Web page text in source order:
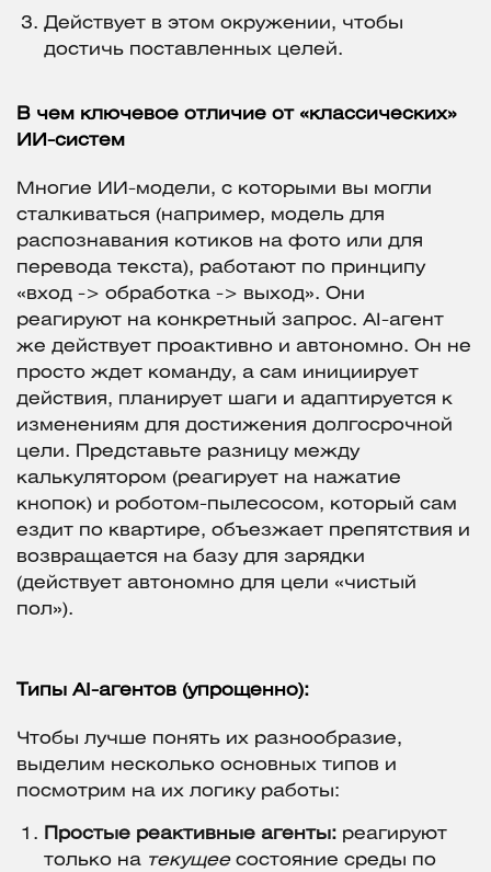
Действует в этом окружении, чтобы
достичь поставленных целей.
В чем ключевое отличие от «классических»
ИИ-систем
Многие ИИ-модели, с которыми вы могли
сталкиваться (например, модель для
распознавания котиков на фото или для
перевода текста), работают по принципу
«вход -> обработка -> выход». Они
реагируют на конкретный запрос. AI-агент
же действует проактивно и автономно. Он не
просто ждет команду, а сам инициирует
действия, планирует шаги и адаптируется к
изменениям для достижения долгосрочной
цели. Представьте разницу между
калькулятором (реагирует на нажатие
кнопок) и роботом-пылесосом, который сам
ездит по квартире, объезжает препятствия и
возвращается на базу для зарядки
(действует автономно для цели «чистый
пол»).
Типы AI-агентов (упрощенно):
Чтобы лучше понять их разнообразие,
выделим несколько основных типов и
посмотрим на их логику работы:
Простые реактивные агенты: реагируют
только на текущеесостояние среды по